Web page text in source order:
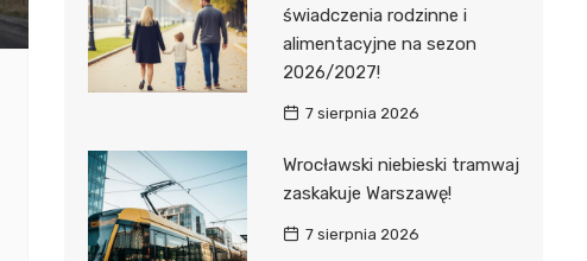
świadczenia rodzinne i
alimentacyjne na sezon
2026/2027!
7 sierpnia 2026
Wrocławski niebieski tramwaj
zaskakuje Warszawę!
7 sierpnia 2026